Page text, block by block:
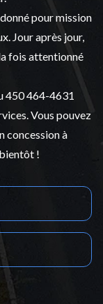
pour mission
Jour après jour,
fois attentionné
450 464-4631
Vous pouvez
concession à
bientôt !